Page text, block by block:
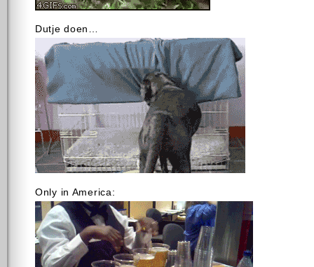
Dutje doen…
Only in America: